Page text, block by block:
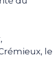
le